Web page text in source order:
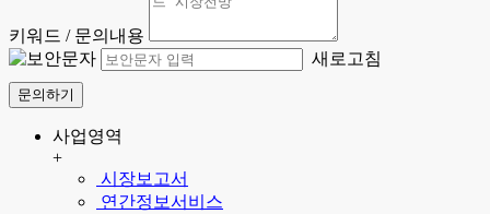
키워드 / 문의내용
새로고침
문의하기
사업영역
+
시장보고서
연간정보서비스